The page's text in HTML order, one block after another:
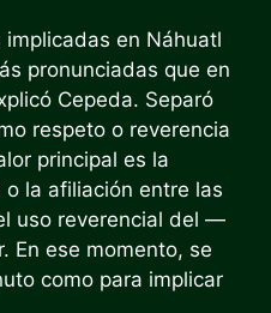
en Náhuatl
pronunciadas que en
Cepeda. Separó
respeto o reverencia
principal es la
la afiliación entre las
uso reverencial del —
En ese momento, se
como para implicar